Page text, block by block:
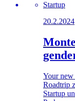
Startup
20.2.2024
Your new
Roadtrip
Startup